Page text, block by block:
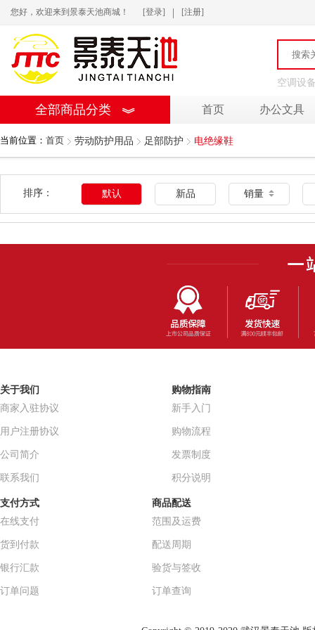
您好，欢迎来到景泰天池商城！ [登录] | [注册]
空调设
全部商品分类 首页 办公文具
当前位置： 首页 劳动防护用品 足部防护 电绝缘鞋
排序： 默认 新品 销量
关于我们
商家入驻协议
用户注册协议
公司简介
联系我们
购物指南
新手入门
购物流程
发票制度
积分说明
支付方式
在线支付
货到付款
银行汇款
订单问题
商品配送
范围及运费
配送周期
验货与签收
订单查询